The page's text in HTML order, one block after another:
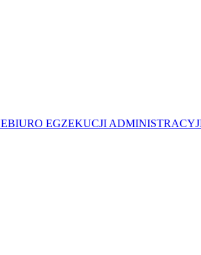
BIURO EGZEKUCJI